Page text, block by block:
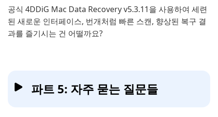
공식 4DDiG Mac Data Recovery v5.3.11을 사용하여 세련
된 새로운 인터페이스, 번개처럼 빠른 스캔, 향상된 복구 결
과를 즐기시는 건 어떨까요?
파트 5: 자주 묻는 질문들